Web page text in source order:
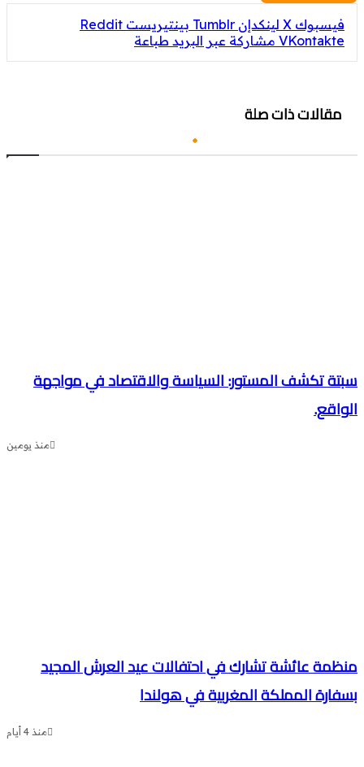
فيسبوك ‫X لينكدإن بينتيريست
مشاركة عبر البريد طباعة
مقالات ذات صلة
تكشف المستور: السياسة والاقتصاد في مواجهة
منذ يومين
عائشة تشارك في احتفالات عيد العرش المجيد
المملكة المغربية في هولندا
منذ 4 أيام